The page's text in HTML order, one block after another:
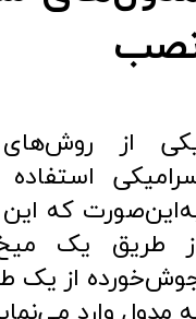
از
که این
طریق یک
از یک